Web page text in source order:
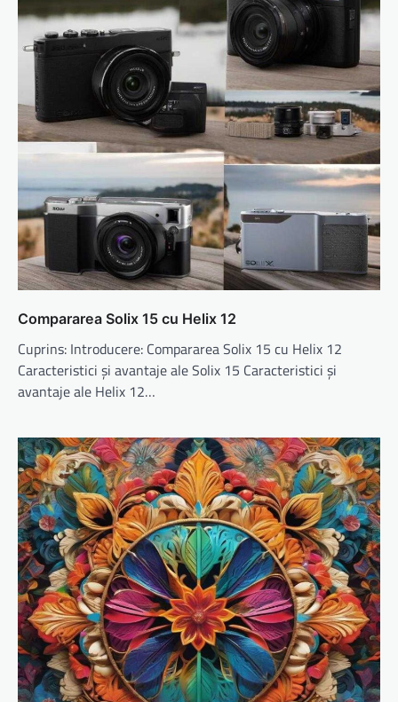
Compararea Solix 15 cu Helix 12
Cuprins: Introducere: Compararea Solix 15 cu Helix 12
Caracteristici și avantaje ale Solix 15 Caracteristici și
avantaje ale Helix 12…